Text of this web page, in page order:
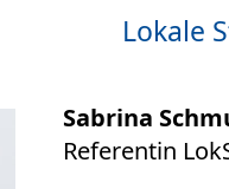
Lokale
Sabrina
Referentin